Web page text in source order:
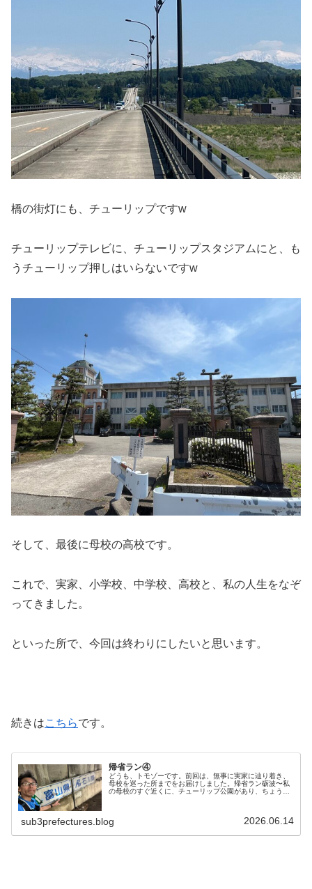
橋の街灯にも、チューリップですw
チューリップテレビに、チューリップスタジアムにと、も
うチューリップ押しはいらないですw
そして、最後に母校の高校です。
これで、実家、小学校、中学校、高校と、私の人生をなぞ
ってきました。
といった所で、今回は終わりにしたいと思います。
続きはこちらです。
帰省ラン④
どうも、トモゾーです。前回は、無事に実家に辿り着き、
母校を巡った所までをお届けしました。帰省ラン砺波〜私
の母校のすぐ近くに、チューリップ公園があり、ちょうど
sub3prefectures.blog 2026.06.14